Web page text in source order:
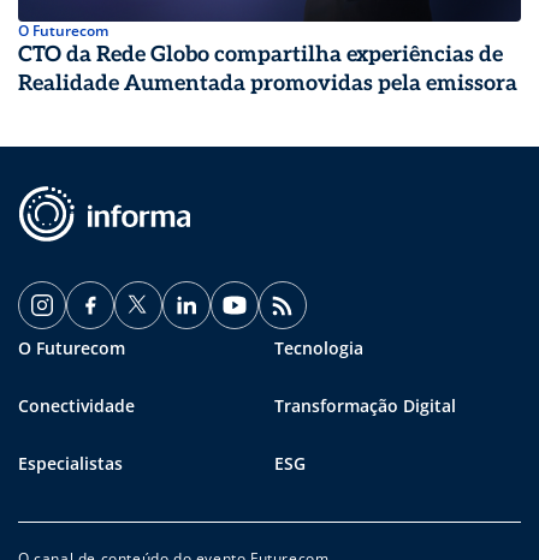
O Futurecom
CTO da Rede Globo compartilha experiências de
Realidade Aumentada promovidas pela emissora
O Futurecom Tecnologia
Conectividade Transformação Digital
Especialistas ESG